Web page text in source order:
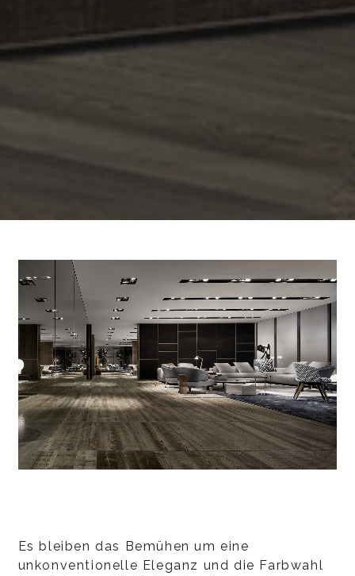
Es bleiben das Bemühen um eine
unkonventionelle Eleganz und die Farbwahl